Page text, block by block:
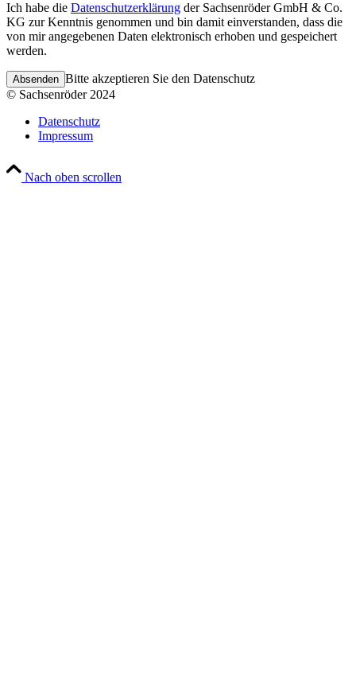
Ich habe die Datenschutzerklärung der Sachsenröder GmbH & Co.
KG zur Kenntnis genommen und bin damit einverstanden, dass die
von mir angegebenen Daten elektronisch erhoben und gespeichert
werden.
Please leave this field empty.
Bitte akzeptieren Sie den Datenschutz
© Sachsenröder 2024
Datenschutz
Impressum
Nach oben scrollen